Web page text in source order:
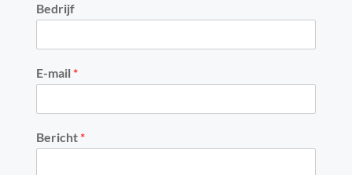
Bedrijf
E-mail *
Bericht *